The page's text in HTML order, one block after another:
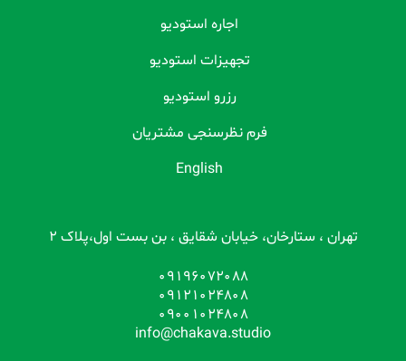
اجاره استودیو
تجهیزات استودیو
رزرو استودیو
فرم نظرسنجی مشتریان
English
تهران ، ستارخان، خیابان شقایق ، بن بست اول،پلاک 2
09196072088
09121024808
09001024808
info@chakava.studio